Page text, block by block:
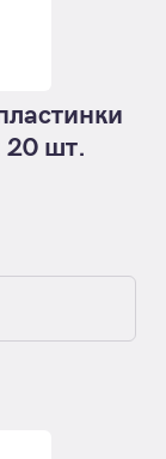
20 шт.